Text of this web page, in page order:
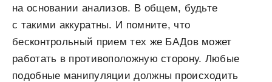
на основании анализов. В общем, будьте
с такими аккуратны. И помните, что
бесконтрольный прием тех же БАДов может
работать в противоположную сторону. Любые
подобные манипуляции должны происходить